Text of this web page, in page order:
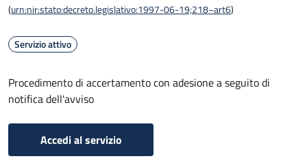
(urn:nir:stato:decreto.legislativo:1997-06-19;218~art6)
Servizio attivo
Procedimento di accertamento con adesione a seguito di
notifica dell'avviso
Accedi al servizio